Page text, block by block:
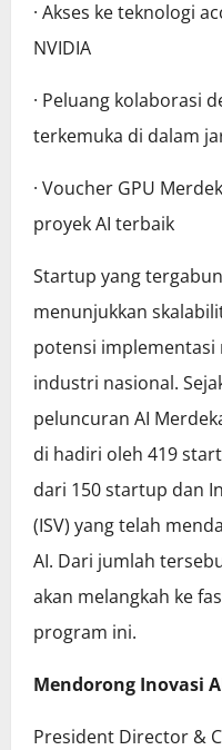
· Akses ke teknologi
NVIDIA
· Peluang kolaborasi
terkemuka di dalam
· Voucher GPU
proyek AI terbaik
Startup yang
menunjukkan
potensi
industri nasional.
peluncuran AI
di hadiri oleh 419
dari 150 startup dan
(ISV) yang telah
AI. Dari jumlah
akan melangkah ke
program ini.
Mendorong Inovasi
President Director &